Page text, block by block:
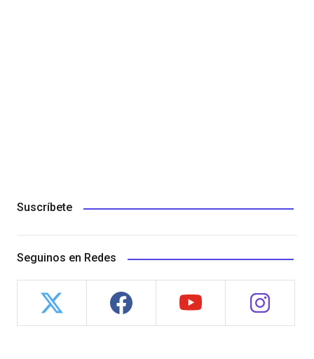
Suscríbete
Seguinos en Redes